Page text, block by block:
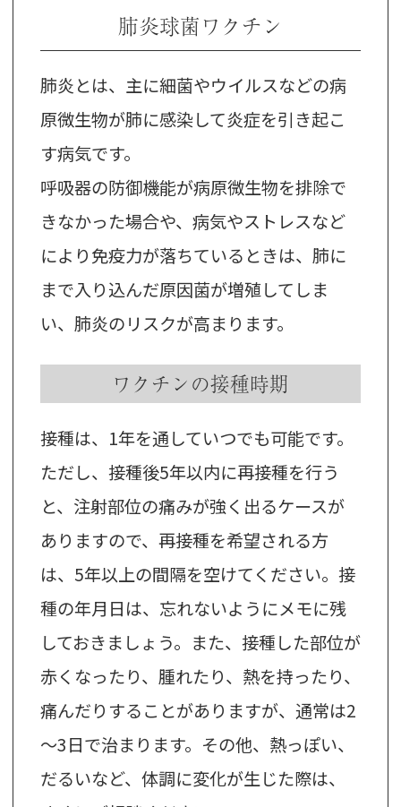
肺炎球菌ワクチン
肺炎とは、主に細菌やウイルスなどの病
原微生物が肺に感染して炎症を引き起こ
す病気です。
呼吸器の防御機能が病原微生物を排除で
きなかった場合や、病気やストレスなど
により免疫力が落ちているときは、肺に
まで入り込んだ原因菌が増殖してしま
い、肺炎のリスクが高まります。
ワクチンの接種時期
接種は、1年を通していつでも可能です。
ただし、接種後5年以内に再接種を行う
と、注射部位の痛みが強く出るケースが
ありますので、再接種を希望される方
は、5年以上の間隔を空けてください。接
種の年月日は、忘れないようにメモに残
しておきましょう。また、接種した部位が
赤くなったり、腫れたり、熱を持ったり、
痛んだりすることがありますが、通常は2
～3日で治まります。その他、熱っぽい、
だるいなど、体調に変化が生じた際は、